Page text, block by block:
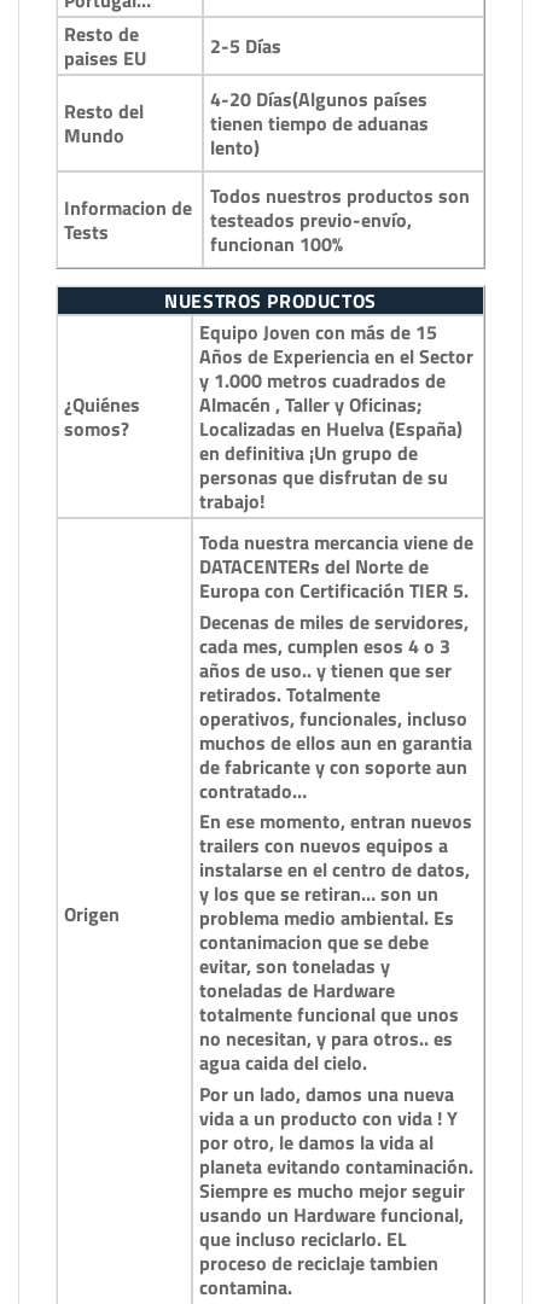
Resto de
paises EU
2-5 Días
Resto del
Mundo
4-20 Días(Algunos países
tienen tiempo de aduanas
lento)
Informacion de
Tests
Todos nuestros productos son
testeados previo-envío,
funcionan 100%
NUESTROS PRODUCTOS
¿Quiénes
somos?
Equipo Joven con más de 15
Años de Experiencia en el Sector
y 1.000 metros cuadrados de
Almacén , Taller y Oficinas;
Localizadas en Huelva (España)
en definitiva ¡Un grupo de
personas que disfrutan de su
trabajo!
Origen
Toda nuestra mercancia viene de
DATACENTERs del Norte de
Europa con Certificación TIER 5.
Decenas de miles de servidores,
cada mes, cumplen esos 4 o 3
años de uso.. y tienen que ser
retirados. Totalmente
operativos, funcionales, incluso
muchos de ellos aun en garantia
de fabricante y con soporte aun
contratado…
En ese momento, entran nuevos
trailers con nuevos equipos a
instalarse en el centro de datos,
y los que se retiran… son un
problema medio ambiental. Es
contanimacion que se debe
evitar, son toneladas y
toneladas de Hardware
totalmente funcional que unos
no necesitan, y para otros.. es
agua caida del cielo.
Por un lado, damos una nueva
vida a un producto con vida ! Y
por otro, le damos la vida al
planeta evitando contaminación.
Siempre es mucho mejor seguir
usando un Hardware funcional,
que incluso reciclarlo. EL
proceso de reciclaje tambien
contamina.